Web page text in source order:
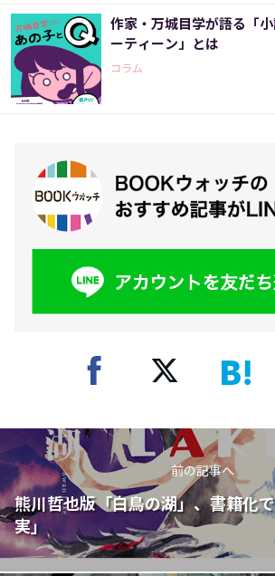
作家・万城目学が語る「
ーティーン」とは
コラム
前の記事へ
熊川哲也版「白鳥の湖」、書籍化
実」